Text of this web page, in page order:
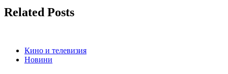
Related Posts
Кино и телевизия
Новини